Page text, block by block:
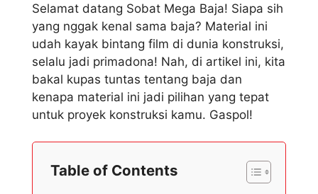
Selamat datang Sobat Mega Baja! Siapa sih
yang nggak kenal sama baja? Material ini
udah kayak bintang film di dunia konstruksi,
selalu jadi primadona! Nah, di artikel ini, kita
bakal kupas tuntas tentang baja dan
kenapa material ini jadi pilihan yang tepat
untuk proyek konstruksi kamu. Gaspol!
Table of Contents